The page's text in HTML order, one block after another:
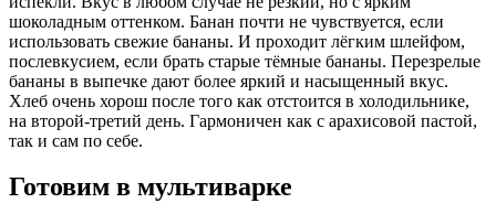
шоколадным оттенком. Банан почти не чувствуется, если
использовать свежие бананы. И проходит лёгким шлейфом,
послевкусием, если брать старые тёмные бананы. Перезрелые
бананы в выпечке дают более яркий и насыщенный вкус.
Хлеб очень хорош после того как отстоится в холодильнике,
на второй-третий день. Гармоничен как с арахисовой пастой,
так и сам по себе.
Готовим в мультиварке